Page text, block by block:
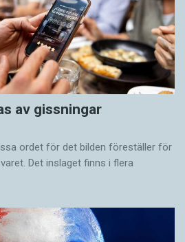
av gissningar
ordet för det bilden föreställer för
Det inslaget finns i flera